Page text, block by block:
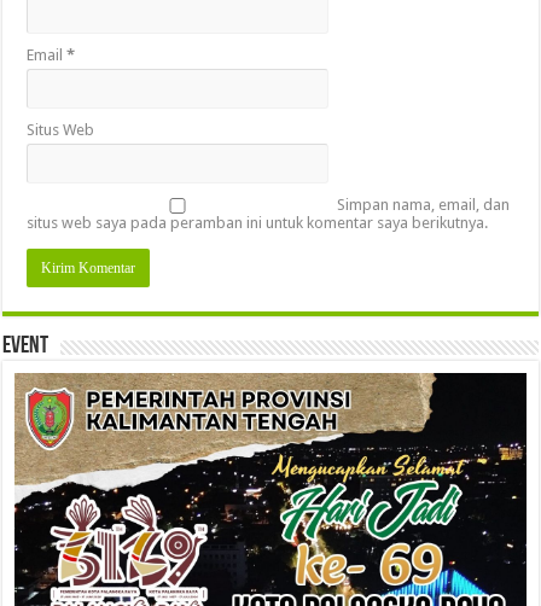
Email*
Situs Web
Simpan nama, email, dan
situs web saya pada peramban ini untuk komentar saya berikutnya.
Event